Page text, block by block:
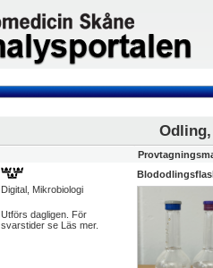
Digital, Mikrobiologi
Utförs dagligen. För
svarstider se Läs mer.